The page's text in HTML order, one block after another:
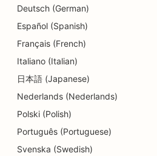
SEO az óvodák számára
SEO az adósságtanácsadási
SEO fogászati klinikák számára
SEO a Delis számára
SEO for Diners
SEO a bőrradírozási
Deutsch (German)
Español (Spanish)
Français (French)
Italiano (Italian)
日本語 (Japanese)
Nederlands (Nederlands)
Polski (Polish)
Português (Portuguese)
Svenska (Swedish)